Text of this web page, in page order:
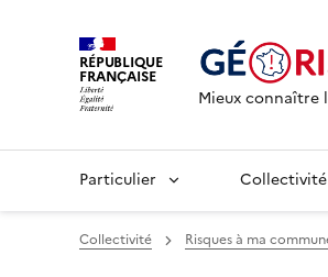
RÉPUBLIQUE
FRANÇAISE
Mieux connaître
Particulier Collectivité
Collectivité Risques à ma